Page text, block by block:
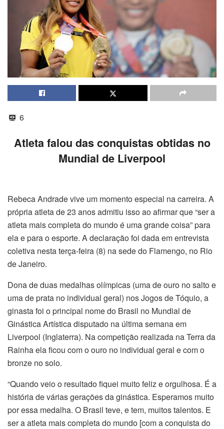
6
Atleta falou das conquistas obtidas no
Mundial de Liverpool
Rebeca Andrade vive um momento especial na carreira. A
própria atleta de 23 anos admitiu isso ao afirmar que “ser a
atleta mais completa do mundo é uma grande coisa” para
ela e para o esporte. A declaração foi dada em entrevista
coletiva nesta terça-feira (8) na sede do Flamengo, no Rio
de Janeiro.
Dona de duas medalhas olímpicas (uma de ouro no salto e
uma de prata no individual geral) nos Jogos de Tóquio, a
ginasta foi o principal nome do Brasil no Mundial de
Ginástica Artística disputado na última semana em
Liverpool (Inglaterra). Na competição realizada na Terra da
Rainha ela ficou com o ouro no individual geral e com o
bronze no solo.
“Quando veio o resultado fiquei muito feliz e orgulhosa. É a
história de várias gerações da ginástica. Esperamos muito
por essa medalha. O Brasil teve, e tem, muitos talentos. E
ser a atleta mais completa do mundo [com a conquista do